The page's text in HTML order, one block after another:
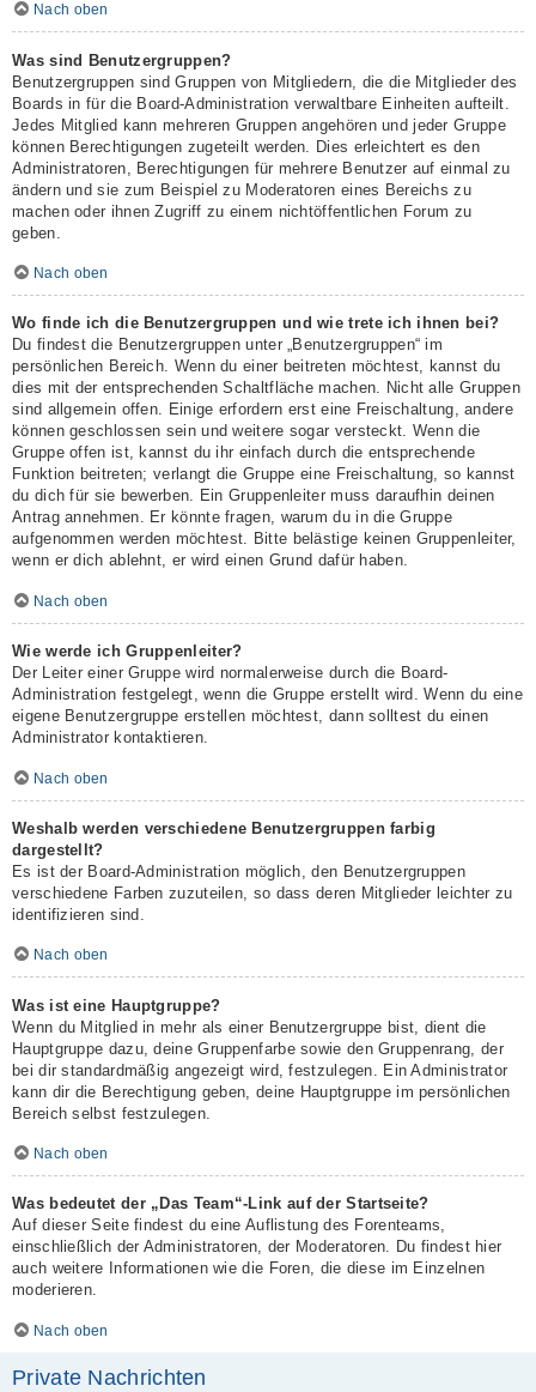
Nach oben
Was sind Benutzergruppen?
Benutzergruppen sind Gruppen von Mitgliedern, die die Mitglieder des
Boards in für die Board-Administration verwaltbare Einheiten aufteilt.
Jedes Mitglied kann mehreren Gruppen angehören und jeder Gruppe
können Berechtigungen zugeteilt werden. Dies erleichtert es den
Administratoren, Berechtigungen für mehrere Benutzer auf einmal zu
ändern und sie zum Beispiel zu Moderatoren eines Bereichs zu
machen oder ihnen Zugriff zu einem nichtöffentlichen Forum zu
geben.
Nach oben
Wo finde ich die Benutzergruppen und wie trete ich ihnen bei?
Du findest die Benutzergruppen unter „Benutzergruppen“ im
persönlichen Bereich. Wenn du einer beitreten möchtest, kannst du
dies mit der entsprechenden Schaltfläche machen. Nicht alle Gruppen
sind allgemein offen. Einige erfordern erst eine Freischaltung, andere
können geschlossen sein und weitere sogar versteckt. Wenn die
Gruppe offen ist, kannst du ihr einfach durch die entsprechende
Funktion beitreten; verlangt die Gruppe eine Freischaltung, so kannst
du dich für sie bewerben. Ein Gruppenleiter muss daraufhin deinen
Antrag annehmen. Er könnte fragen, warum du in die Gruppe
aufgenommen werden möchtest. Bitte belästige keinen Gruppenleiter,
wenn er dich ablehnt, er wird einen Grund dafür haben.
Nach oben
Wie werde ich Gruppenleiter?
Der Leiter einer Gruppe wird normalerweise durch die Board-
Administration festgelegt, wenn die Gruppe erstellt wird. Wenn du eine
eigene Benutzergruppe erstellen möchtest, dann solltest du einen
Administrator kontaktieren.
Nach oben
Weshalb werden verschiedene Benutzergruppen farbig
dargestellt?
Es ist der Board-Administration möglich, den Benutzergruppen
verschiedene Farben zuzuteilen, so dass deren Mitglieder leichter zu
identifizieren sind.
Nach oben
Was ist eine Hauptgruppe?
Wenn du Mitglied in mehr als einer Benutzergruppe bist, dient die
Hauptgruppe dazu, deine Gruppenfarbe sowie den Gruppenrang, der
bei dir standardmäßig angezeigt wird, festzulegen. Ein Administrator
kann dir die Berechtigung geben, deine Hauptgruppe im persönlichen
Bereich selbst festzulegen.
Nach oben
Was bedeutet der „Das Team“-Link auf der Startseite?
Auf dieser Seite findest du eine Auflistung des Forenteams,
einschließlich der Administratoren, der Moderatoren. Du findest hier
auch weitere Informationen wie die Foren, die diese im Einzelnen
moderieren.
Nach oben
Private Nachrichten